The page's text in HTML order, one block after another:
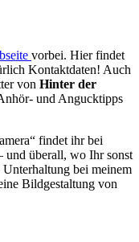
vorbei. Hier findet
Kontaktdaten! Auch
von Hinter der
und Angucktipps
findet ihr bei
und überall, wo Ihr sonst
bei meinem
Bildgestaltung von